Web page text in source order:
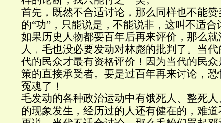
首先，既然不合适讨论，那么同样也不能
的“功”，只能说是，不能说非，这叫不适
如果历史人物都要百年后再来评价，那么
人，毛也没必要发动对林彪的批判了。当
代的民众才最有资格评价！因为当代的民
策的直接承受者。要是过百年再来讨论，
冤魂了！
毛发动的各种政治运动中有饿死人、整死
的现象发生，经历过的人还有健在的，难